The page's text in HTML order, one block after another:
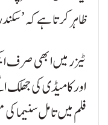
ظاہر کرتا ہے کہ
ٹیزر میں ابھی صرف
اور کامیڈی کی جھلک
فلم میں تامل سنیما کی